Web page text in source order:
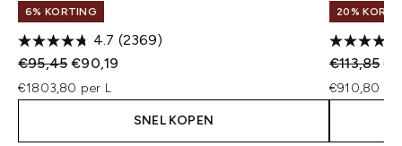
6% KORTING
4.7 (2369)
Recommended Retail Price:
€95,45Huidige prijs:
€90,19
€1803,80 per L
SNEL KOPEN
20%
€113,85
€910,80